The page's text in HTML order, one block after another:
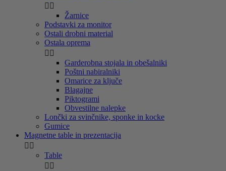
 
Žarnice
Podstavki za monitor
Ostali drobni material
Ostala oprema
 
Garderobna stojala in obešalniki
Poštni nabiralniki
Omarice za ključe
Blagajne
Piktogrami
Obvestilne nalepke
Lončki za svinčnike, sponke in kocke
Gumice
Magnetne table in prezentacija
 
Table
 